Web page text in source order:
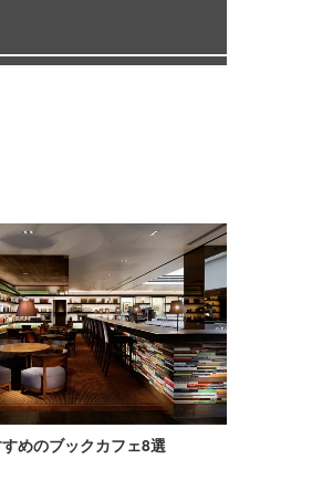
めのブックカフェ8選